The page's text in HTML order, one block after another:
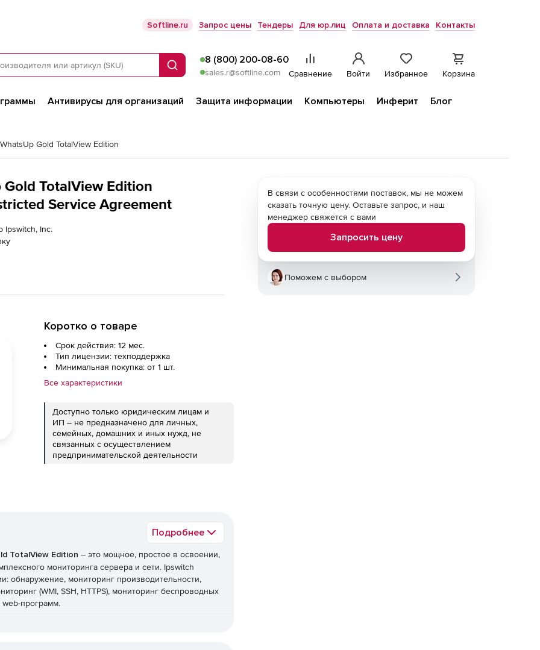
Softline.ru Запрос цены Тендеры Для юр.лиц Оплата и доставка Контакты
Поиск
8 (800) 200-08-60
sales.r@softline.com Сравнение Войти Избранное Корзина
Антивирусы для организаций Защита информации Компьютеры Инферит
Блог
Gold TotalView Edition
TotalView Edition
Service Agreement
Ipswitch, Inc.
Коротко о товаре
Срок действия: 12 мес.
Тип лицензии: техподдержка
Минимальная покупка: от 1 шт.
Все характеристики
Доступно только юридическим лицам и
ИП – не предназначено для личных,
семейных, домашних и иных нужд, не
связанных с осуществлением
предпринимательской деятельности
Подробнее
TotalView Edition – это мощное, простое в освоении,
мониторинга сервера и сети. Ipswitch
обнаружение, мониторинг производительности,
(WMI, SSH, HTTPS), мониторинг беспроводных
программ.
В связи с особенностями поставок, мы не можем
сказать точную цену. Оставьте запрос, и наш
менеджер свяжется с вами
Запросить цену
Поможем с выбором